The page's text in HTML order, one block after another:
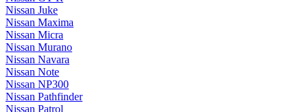
Nissan Juke
Nissan Maxima
Nissan Micra
Nissan Murano
Nissan Navara
Nissan Note
Nissan NP300
Nissan Pathfinder
Nissan Patrol